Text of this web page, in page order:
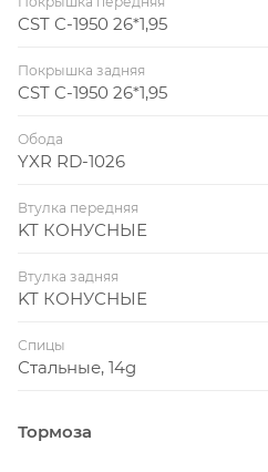
CST C-1950 26*1,95
Покрышка задняя
CST C-1950 26*1,95
Обода
YXR RD-1026
Втулка передняя
KT КОНУСНЫЕ
Втулка задняя
KT КОНУСНЫЕ
Спицы
Стальные, 14g
Тормоза